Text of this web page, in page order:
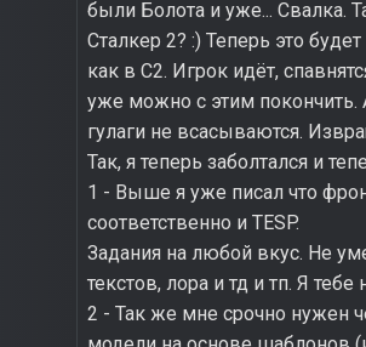
были Болота и уже... Свалка.
Сталкер 2? :) Теперь это
как в С2. Игрок идёт,
уже можно с этим покончить.
гулаги не всасываются.
Так, я теперь заболтался и
1 - Выше я уже писал что
соответственно и TESP.
Задания на любой вкус. Не
текстов, лора и тд и тп. Я
2 - Так же мне срочно нужен